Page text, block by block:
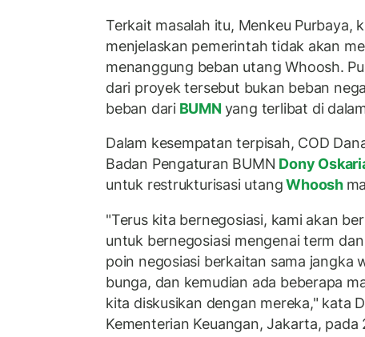
Terkait masalah itu, Menkeu Purbaya,
menjelaskan pemerintah tidak akan
menanggung beban utang Whoosh.
dari proyek tersebut bukan beban
beban dariBUMN yang terlibat di
Dalam kesempatan terpisah, COD
Badan Pengaturan BUMN Dony
untuk restrukturisasi utangWhoosh
"Terus kita bernegosiasi, kami akan
untuk bernegosiasi mengenai term
poin negosiasi berkaitan sama jangka
bunga, dan kemudian ada beberapa
kita diskusikan dengan mereka," kata
Kementerian Keuangan, Jakarta,